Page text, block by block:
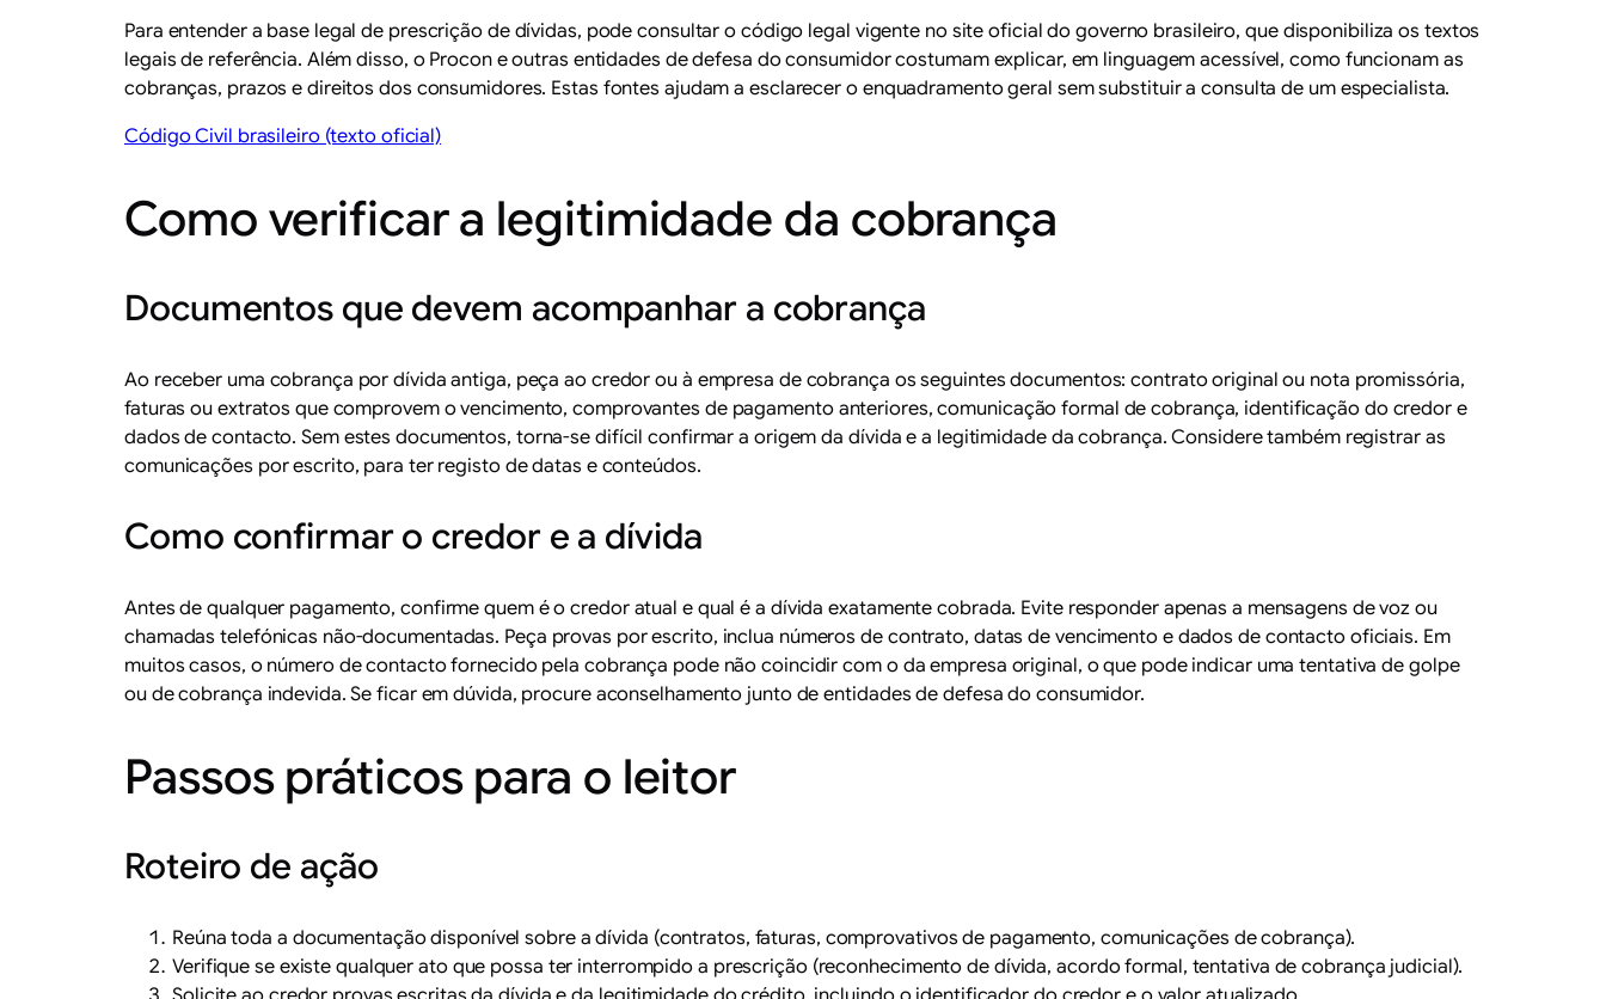
Para entender a base legal de prescrição de dívidas, pode consultar o código legal vigente no site oficial do governo brasileiro, que disponibiliza os textos
legais de referência. Além disso, o Procon e outras entidades de defesa do consumidor costumam explicar, em linguagem acessível, como funcionam as
cobranças, prazos e direitos dos consumidores. Estas fontes ajudam a esclarecer o enquadramento geral sem substituir a consulta de um especialista.
Código Civil brasileiro (texto oficial)
Como verificar a legitimidade da cobrança
Documentos que devem acompanhar a cobrança
Ao receber uma cobrança por dívida antiga, peça ao credor ou à empresa de cobrança os seguintes documentos: contrato original ou nota promissória,
faturas ou extratos que comprovem o vencimento, comprovantes de pagamento anteriores, comunicação formal de cobrança, identificação do credor e
dados de contacto. Sem estes documentos, torna-se difícil confirmar a origem da dívida e a legitimidade da cobrança. Considere também registrar as
comunicações por escrito, para ter registo de datas e conteúdos.
Como confirmar o credor e a dívida
Antes de qualquer pagamento, confirme quem é o credor atual e qual é a dívida exatamente cobrada. Evite responder apenas a mensagens de voz ou
chamadas telefónicas não-documentadas. Peça provas por escrito, inclua números de contrato, datas de vencimento e dados de contacto oficiais. Em
muitos casos, o número de contacto fornecido pela cobrança pode não coincidir com o da empresa original, o que pode indicar uma tentativa de golpe
ou de cobrança indevida. Se ficar em dúvida, procure aconselhamento junto de entidades de defesa do consumidor.
Passos práticos para o leitor
Roteiro de ação
Reúna toda a documentação disponível sobre a dívida (contratos, faturas, comprovativos de pagamento, comunicações de cobrança).
Verifique se existe qualquer ato que possa ter interrompido a prescrição (reconhecimento de dívida, acordo formal, tentativa de cobrança judicial).